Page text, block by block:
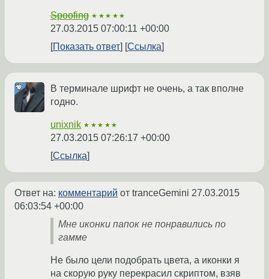
Spoofing ★★★★★
27.03.2015 07:00:11 +00:00
Показать ответ
Ссылка
В терминале шрифт не очень, а так вполне
годно.
unixnik ★★★★★
27.03.2015 07:26:17 +00:00
Ссылка
Ответ на: комментарий от tranceGemini 27.03.2015
06:03:54 +00:00
Мне иконки папок не понравились по
гамме
Не было цели подобрать цвета, а иконки я
на скорую руку перекрасил скриптом, взяв